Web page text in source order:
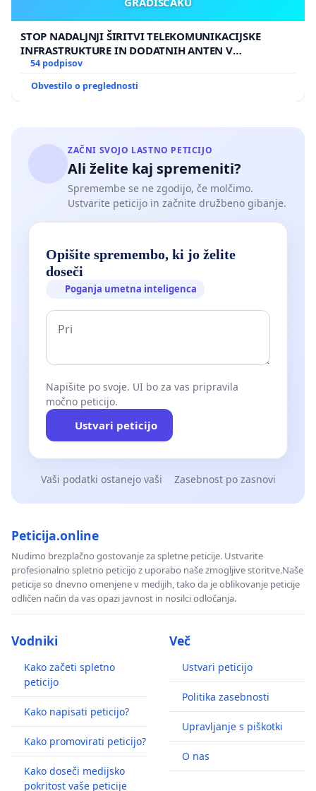
STOP NADALJNJI ŠIRITVI TELEKOMUNIKACIJSKE
INFRASTRUKTURE IN DODATNIH ANTEN V
GRADIŠČAKU
54 podpisov
Obvestilo o preglednosti
ZAČNI SVOJO LASTNO PETICIJO
Ali želite kaj spremeniti?
Spremembe se ne zgodijo, če molčimo.
Ustvarite peticijo in začnite družbeno gibanje.
Opišite spremembo, ki jo želite
doseči
Poganja umetna inteligenca
Napišite po svoje. UI bo za vas pripravila
močno peticijo.
Ustvari peticijo
Vaši podatki ostanejo vaši Zasebnost po zasnovi
Peticija.online
Nudimo brezplačno gostovanje za spletne peticije. Ustvarite
profesionalno spletno peticijo z uporabo naše zmogljive storitve.Naše
peticije so dnevno omenjene v medijih, tako da je oblikovanje peticije
odličen način da vas opazi javnost in nosilci odločanja.
Vodniki
Kako začeti spletno
peticijo
Kako napisati peticijo?
Kako promovirati peticijo?
Kako doseči medijsko
pokritost vaše peticije
Več
Ustvari peticijo
Politika zasebnosti
Upravljanje s piškotki
O nas